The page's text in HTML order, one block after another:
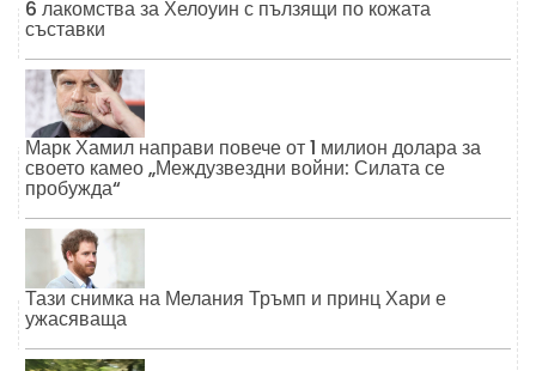
6 лакомства за Хелоуин с пълзящи по кожата
съставки
Марк Хамил направи повече от 1 милион долара за
своето камео „Междузвездни войни: Силата се
пробужда“
Тази снимка на Мелания Тръмп и принц Хари е
ужасяваща